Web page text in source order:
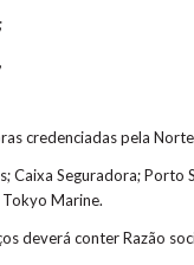
credenciadas pela
Caixa Seguradora; Porto
Marine.
deverá conter Razão